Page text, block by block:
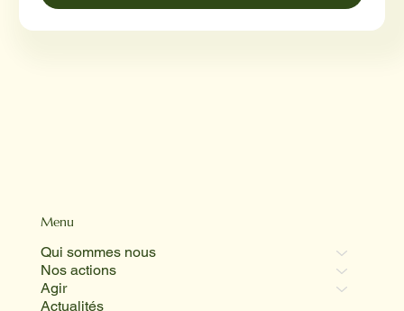
Menu
Qui sommes nous
Nos actions
Agir
Actualités